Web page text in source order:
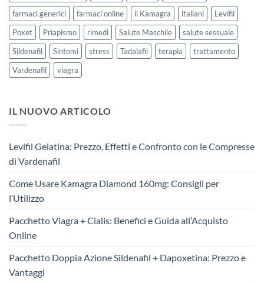
farmaci generici
farmaci online il Kamagra italiani
Levifil
Poxet
Priapismo rimedi Salute Maschile
salute sessuale
Sildenafil
Sintomi stress Tadalafil terapia
trattamento
Vardenafil
viagra
IL NUOVO ARTICOLO
Levifil Gelatina: Prezzo, Effetti e Confronto con le Compresse
di Vardenafil
Come Usare Kamagra Diamond 160mg: Consigli per
l’Utilizzo
Pacchetto Viagra + Cialis: Benefici e Guida all’Acquisto
Online
Pacchetto Doppia Azione Sildenafil + Dapoxetina: Prezzo e
Vantaggi